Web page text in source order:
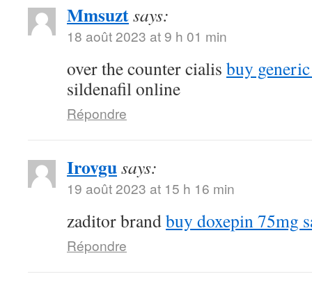
Mmsuztsays:
18 août 2023 at 9 h 01 min
over the counter cialis buy
sildenafil online
Répondre
Irovgusays:
19 août 2023 at 15 h 16 min
zaditor brandbuy doxepin 75mg
Répondre